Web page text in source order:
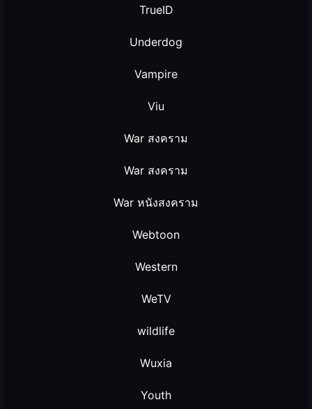
TrueID
Underdog
Vampire
Viu
War สงคราม
War สงคราม
War หนังสงคราม
Webtoon
Western
WeTV
wildlife
Wuxia
Youth